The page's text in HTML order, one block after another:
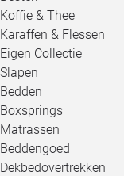
Koffie & Thee
Karaffen & Flessen
Eigen Collectie
Slapen
Bedden
Boxsprings
Matrassen
Beddengoed
Dekbedovertrekken